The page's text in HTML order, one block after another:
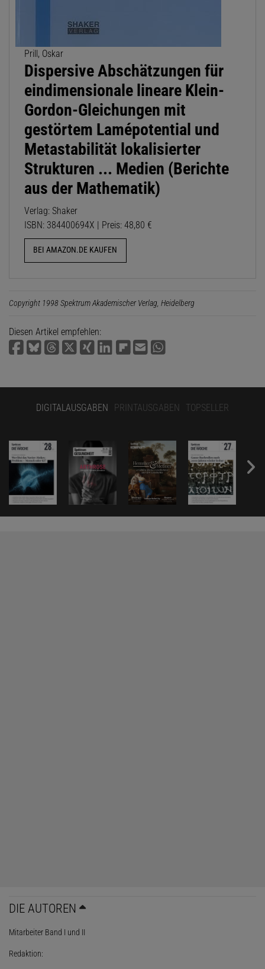
Prill, Oskar
Dispersive Abschätzungen für
eindimensionale lineare Klein-
Gordon-Gleichungen mit
gestörtem Lamépotential und
Metastabilität lokalisierter
Strukturen ... Medien (Berichte
aus der Mathematik)
Verlag: Shaker
ISBN: 384400694X | Preis: 48,80 €
BEI AMAZON.DE KAUFEN
Copyright 1998 Spektrum Akademischer Verlag, Heidelberg
Diesen Artikel empfehlen:
DIGITALAUSGABEN PRINTAUSGABEN TOPSELLER
DIE AUTOREN
Mitarbeiter Band I und II
Redaktion: